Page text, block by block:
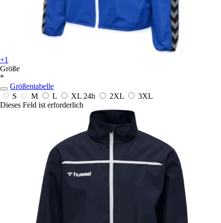
+1
Größe
*
Größentabelle
S
M L XL 24h 2XL
3XL
Dieses Feld ist erforderlich